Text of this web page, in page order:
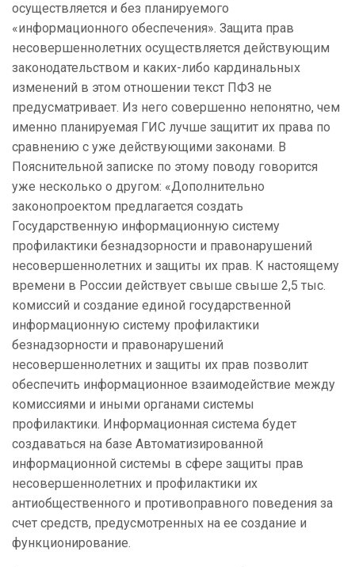
осуществляется и без планируемого
«информационного обеспечения». Защита прав
несовершеннолетних осуществляется действующим
законодательством и каких-либо кардинальных
изменений в этом отношении текст ПФЗ не
предусматривает. Из него совершенно непонятно, чем
именно планируемая ГИС лучше защитит их права по
сравнению с уже действующими законами. В
Пояснительной записке по этому поводу говорится
уже несколько о другом: «Дополнительно
законопроектом предлагается создать
Государственную информационную систему
профилактики безнадзорности и правонарушений
несовершеннолетних и защиты их прав. К настоящему
времени в России действует свыше свыше 2,5 тыс.
комиссий и создание единой государственной
информационную систему профилактики
безнадзорности и правонарушений
несовершеннолетних и защиты их прав позволит
обеспечить информационное взаимодействие между
комиссиями и иными органами системы
профилактики. Информационная система будет
создаваться на базе Автоматизированной
информационной системы в сфере защиты прав
несовершеннолетних и профилактики их
антиобщественного и противоправного поведения за
счет средств, предусмотренных на ее создание и
функционирование.